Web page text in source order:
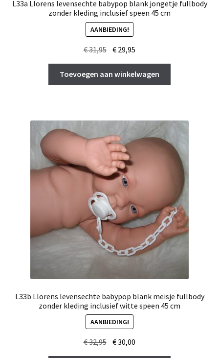
L33a Llorens levensechte babypop blank jongetje fullbody
zonder kleding inclusief speen 45 cm
AANBIEDING!
€31,95 Oorspronkelijke
was:
€ 31,95.
€ 29,95
is:
€ 29,95.
Toevoegen aan winkelwagen
L33b Llorens levensechte babypop blank meisje fullbody
zonder kleding inclusief witte speen 45 cm
AANBIEDING!
€32,95 Oorspronkelijke
€30,00